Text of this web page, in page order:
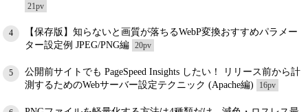
21pv
4
【保存版】知らないと画質が落ちるWebP変換おすすめパラメー
ター設定例 JPEG/PNG編 20pv
5
公開前サイトでも PageSpeed Insights したい！ リリース前から計
測するためのWebサーバー設定テクニック (Apache編)
16pv